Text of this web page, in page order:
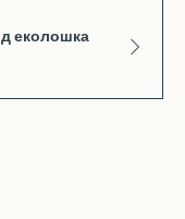
еколошка